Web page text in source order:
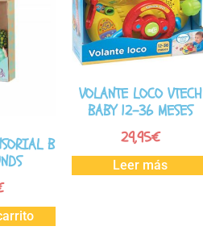
B
VOLANTE LOCO VTECH
BABY 12-36 MESES
29,95€
Leer más